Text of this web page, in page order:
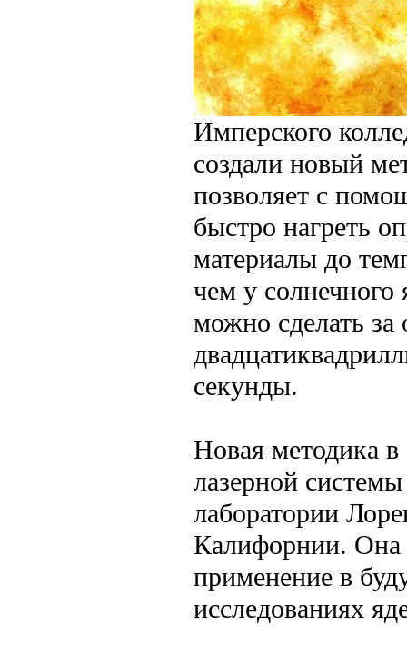
Имперского
создали новый
позволяет с
быстро нагреть
материалы до
чем у
можно сделать за
секунды.
Новая методика в
лазерной
лаборатории
Калифорнии. Она
применение в
исследованиях